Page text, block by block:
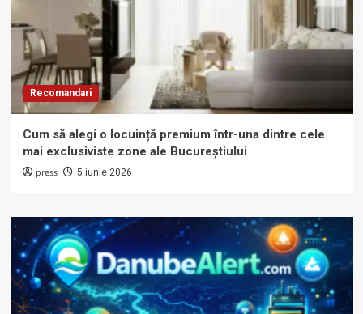
Recomandari
Cum să alegi o locuință premium într-una dintre cele
mai exclusiviste zone ale Bucureștiului
press 5 iunie 2026